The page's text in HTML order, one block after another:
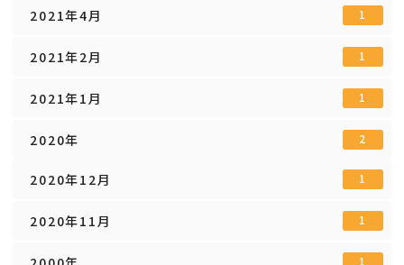
2021年4月 1
2021年2月 1
2021年1月 1
2020年 2
2020年12月 1
2020年11月 1
1